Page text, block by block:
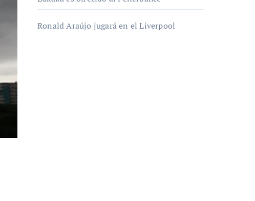
Ronald Araújo jugará en el Liverpool